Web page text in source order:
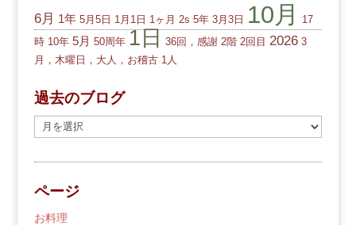
6月 1年 5月5日 1月1日 1ヶ月 2s 5年 3月3日 10月
17
時 10年 5月 50周年 1日 36回，感謝 2階 2回目 2026 3
月，木曜日，大人，お稽古 1人
過去のブログ
去
の
ロ
グ
ページ
お料理